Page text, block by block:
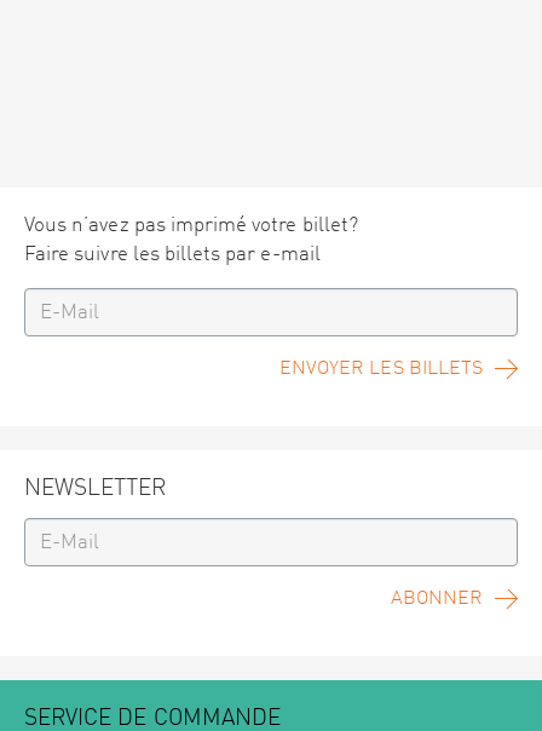
Vous n’avez pas imprimé votre billet?
Faire suivre les billets par e-mail
ENVOYER LES BILLETS
NEWSLETTER
ABONNER
SERVICE DE COMMANDE